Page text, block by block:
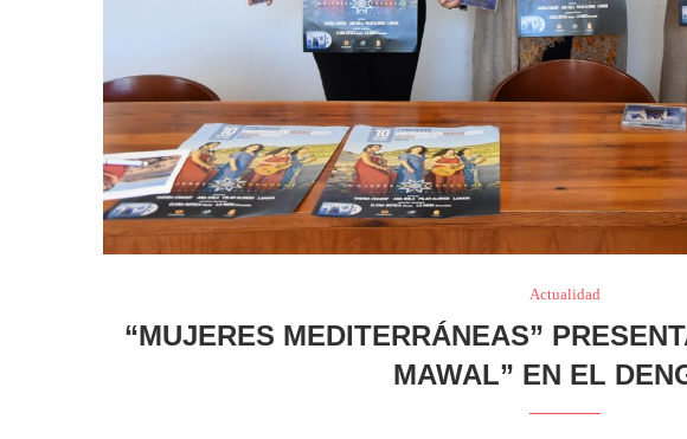
Actualidad
“MUJERES MEDITERRÁNEAS”
MAWAL” EN EL